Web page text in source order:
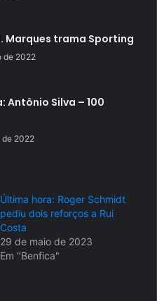
Marques trama Sporting
de 2022
Antônio Silva – 100
de 2022
Última hora: Roger Schmidt
pediu dois reforços a Rui
Costa
29 de maio de 2023
Em "Benfica"